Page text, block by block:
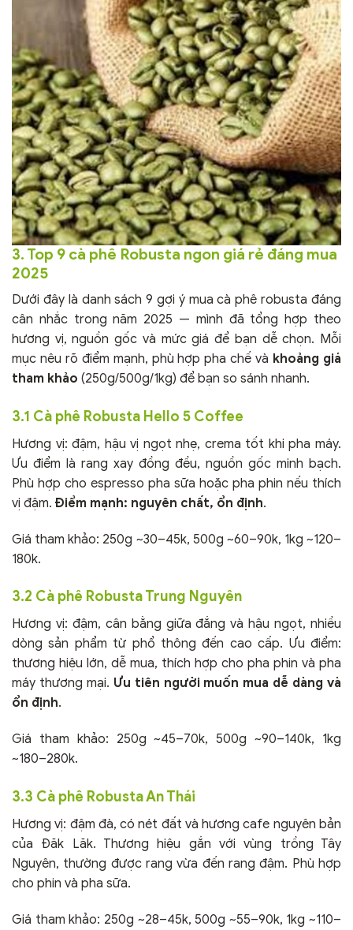
3. Top 9 cà phê Robusta ngon giá rẻ đáng mua
2025
Dưới đây là danh sách 9 gợi ý mua cà phê robusta đáng
cân nhắc trong năm 2025 — mình đã tổng hợp theo
hương vị, nguồn gốc và mức giá để bạn dễ chọn. Mỗi
mục nêu rõ điểm mạnh, phù hợp pha chế và khoảng giá
tham khảo (250g/500g/1kg) để bạn so sánh nhanh.
3.1 Cà phê Robusta Hello 5 Coffee
Hương vị: đậm, hậu vị ngọt nhẹ, crema tốt khi pha máy.
Ưu điểm là rang xay đồng đều, nguồn gốc minh bạch.
Phù hợp cho espresso pha sữa hoặc pha phin nếu thích
vị đậm. Điểm mạnh: nguyên chất, ổn định.
Giá tham khảo: 250g ~30–45k, 500g ~60–90k, 1kg ~120–
180k.
3.2 Cà phê Robusta Trung Nguyên
Hương vị: đậm, cân bằng giữa đắng và hậu ngọt, nhiều
dòng sản phẩm từ phổ thông đến cao cấp. Ưu điểm:
thương hiệu lớn, dễ mua, thích hợp cho pha phin và pha
máy thương mại. Ưu tiên người muốn mua dễ dàng và
ổn định.
Giá tham khảo: 250g ~45–70k, 500g ~90–140k, 1kg
~180–280k.
3.3 Cà phê Robusta An Thái
Hương vị: đậm đà, có nét đất và hương cafe nguyên bản
của Đăk Lăk. Thương hiệu gắn với vùng trồng Tây
Nguyên, thường được rang vừa đến rang đậm. Phù hợp
cho phin và pha sữa.
Giá tham khảo: 250g ~28–45k, 500g ~55–90k, 1kg ~110–